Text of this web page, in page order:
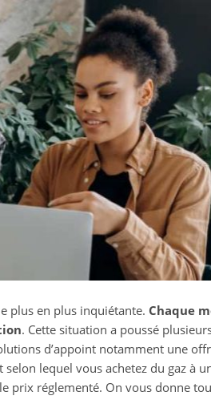
plus en plus inquiétante. Chaque
. Cette situation a poussé
d’appoint notamment une
lequel vous achetez du gaz à
prix réglementé. On vous donne